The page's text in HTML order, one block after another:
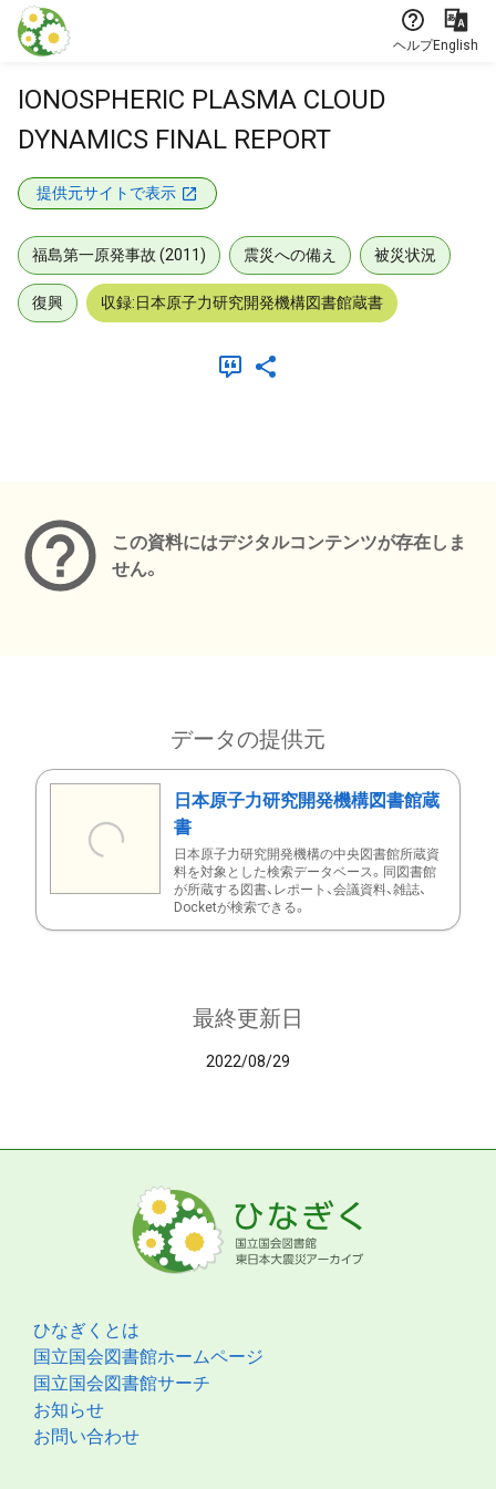
本文に飛ぶ
ヘルプEnglish
IONOSPHERIC PLASMA CLOUD
DYNAMICS FINAL REPORT
提供元サイトで表示
福島第一原発事故 (2011) 震災への備え 被災状況
復興 収録:日本原子力研究開発機構図書館蔵書
この資料にはデジタルコンテンツが存在しま
せん。
データの提供元
日本原子力研究開発機構図書館蔵
書
日本原子力研究開発機構の中央図書館所蔵資
料を対象とした検索データベース。同図書館
が所蔵する図書、レポート、会議資料、雑誌、
Docketが検索できる。
最終更新日
2022/08/29
ひなぎくとは
国立国会図書館ホームページ
国立国会図書館サーチ
お知らせ
お問い合わせ